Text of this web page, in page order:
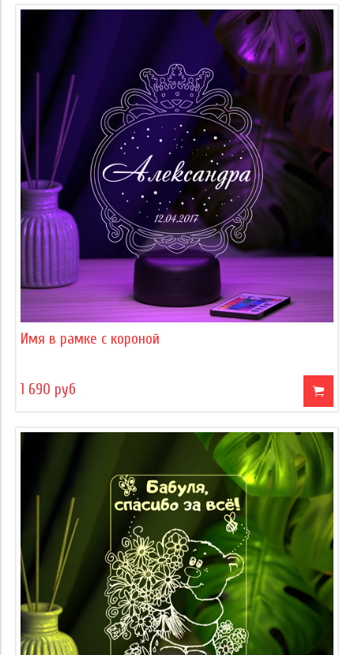
Имя в рамке с короной
1 690 руб